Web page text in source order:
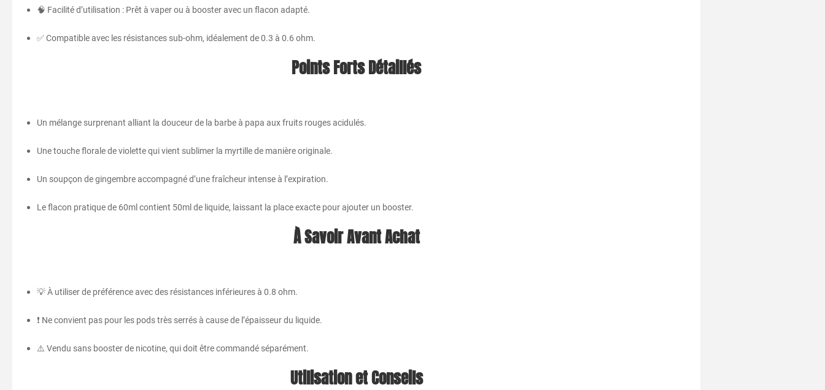
🧠 Facilité d’utilisation : Prêt à vaper ou à booster avec un flacon adapté.
✅ Compatible avec les résistances sub-ohm, idéalement de 0.3 à 0.6 ohm.
Points Forts Détaillés
Un mélange surprenant alliant la douceur de la barbe à papa aux fruits rouges acidulés.
Une touche florale de violette qui vient sublimer la myrtille de manière originale.
Un soupçon de gingembre accompagné d’une fraîcheur intense à l’expiration.
Le flacon pratique de 60ml contient 50ml de liquide, laissant la place exacte pour ajouter un booster.
À Savoir Avant Achat
💡 À utiliser de préférence avec des résistances inférieures à 0.8 ohm.
❗ Ne convient pas pour les pods très serrés à cause de l’épaisseur du liquide.
⚠️ Vendu sans booster de nicotine, qui doit être commandé séparément.
Utilisation et Conseils